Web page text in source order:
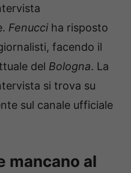
Fenucciha risposto
facendo il
del Bologna. La
si trova su
sul canale ufficiale
mancano al